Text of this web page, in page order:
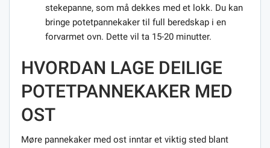
stekepanne, som må dekkes med et lokk. Du kan
bringe potetpannekaker til full beredskap i en
forvarmet ovn. Dette vil ta 15-20 minutter.
HVORDAN LAGE DEILIGE
POTETPANNEKAKER MED
OST
Møre pannekaker med ost inntar et viktig sted blant